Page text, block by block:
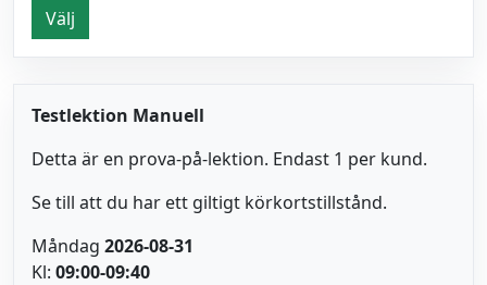
Välj
Testlektion Manuell
Detta är en prova-på-lektion. Endast 1 per kund.
Se till att du har ett giltigt körkortstillstånd.
Måndag 2026-08-31
Kl: 09:00-09:40